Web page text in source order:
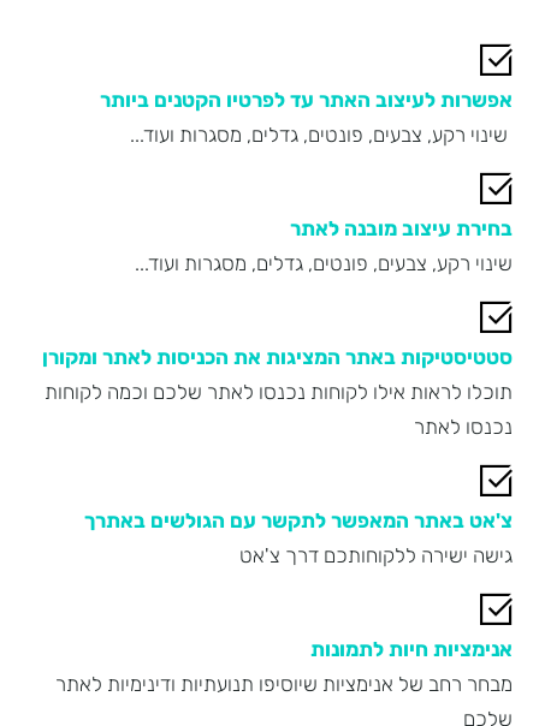
אפשרות לעיצוב האתר עד לפרטיו הקטנים ביותר
שינוי רקע, צבעים, פונטים, גדלים, מסגרות ועוד...
בחירת עיצוב מובנה לאתר
שינוי רקע, צבעים, פונטים, גדלים, מסגרות ועוד...
סטטיסטיקות באתר המציגות את הכניסות לאתר ומקורן
תוכלו לראות אילו לקוחות נכנסו לאתר שלכם וכמה לקוחות
נכנסו לאתר
צ'אט באתר המאפשר לתקשר עם הגולשים באתרך
גישה ישירה ללקוחותכם דרך צ'אט
אנימציות חיות לתמונות
מבחר רחב של אנימציות שיוסיפו תנועתיות ודינימיות לאתר
שלכם